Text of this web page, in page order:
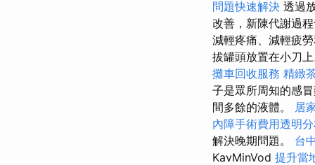
問題快速解決 透過
改善，新陳代謝過
減輕疼痛、減輕疲勞
拔罐頭放置在小刀上
攤車回收服務 精緻
子是眾所周知的感
間多餘的液體。 居
內障手術費用透明
解決晚期問題。 台
KavMinVod 提升當